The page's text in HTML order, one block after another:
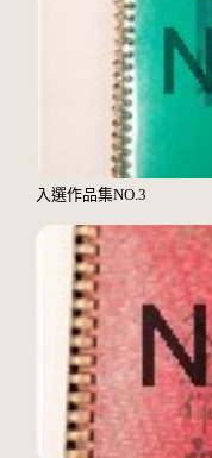
入選作品集NO.3